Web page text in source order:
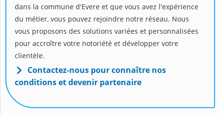
dans la commune d'Evere et que vous avez l'expérience
du métier, vous pouvez rejoindre notre réseau. Nous
vous proposons des solutions variées et personnalisées
pour accroître votre notoriété et développer votre
clientèle.
Contactez-nous pour connaître nos
conditions et devenir partenaire